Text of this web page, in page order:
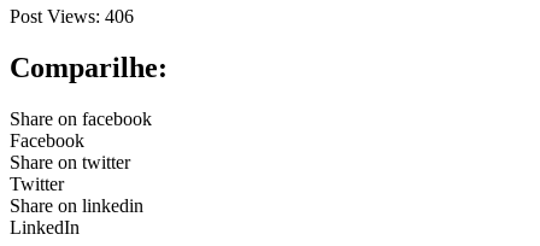
Post Views: 406
Comparilhe:
Share on facebook
Facebook
Share on twitter
Twitter
Share on linkedin
LinkedIn